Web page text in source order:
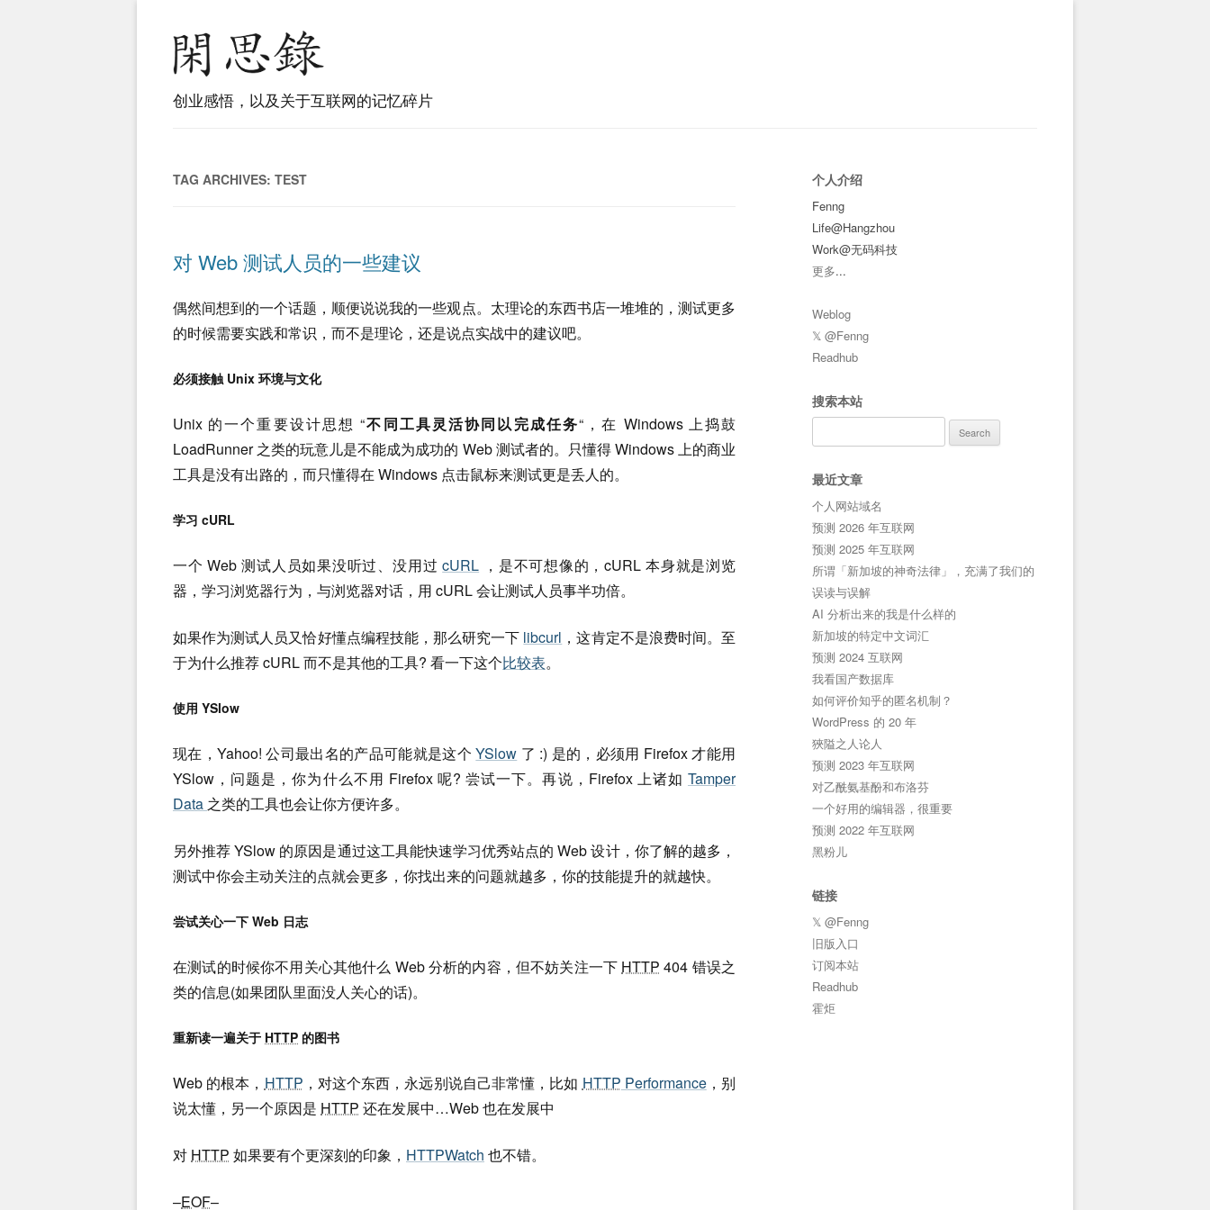
创业感悟，以及关于互联网的记忆碎片
TAG ARCHIVES: TEST
对 Web 测试人员的一些建议
偶然间想到的一个话题，顺便说说我的一些观点。太理论的东西书店一堆堆的，测试更多
的时候需要实践和常识，而不是理论，还是说点实战中的建议吧。
必须接触 Unix 环境与文化
Unix 的一个重要设计思想 “不同工具灵活协同以完成任务“，在 Windows 上捣鼓
LoadRunner 之类的玩意儿是不能成为成功的 Web 测试者的。只懂得 Windows 上的商业
工具是没有出路的，而只懂得在 Windows 点击鼠标来测试更是丢人的。
学习 cURL
一个 Web 测试人员如果没听过、没用过cURL ，是不可想像的，cURL 本身就是浏览
器，学习浏览器行为，与浏览器对话，用 cURL 会让测试人员事半功倍。
如果作为测试人员又恰好懂点编程技能，那么研究一下 libcurl ，这肯定不是浪费时间。至
于为什么推荐 cURL 而不是其他的工具? 看一下这个比较表。
使用 YSlow
现在，Yahoo! 公司最出名的产品可能就是这个YSlow 了 :) 是的，必须用 Firefox 才能用
YSlow，问题是，你为什么不用 Firefox 呢? 尝试一下。再说，Firefox 上诸如 Tamper
Data 之类的工具也会让你方便许多。
另外推荐 YSlow 的原因是通过这工具能快速学习优秀站点的 Web 设计，你了解的越多，
测试中你会主动关注的点就会更多，你找出来的问题就越多，你的技能提升的就越快。
尝试关心一下 Web 日志
在测试的时候你不用关心其他什么 Web 分析的内容，但不妨关注一下 HTTP 404 错误之
类的信息(如果团队里面没人关心的话)。
重新读一遍关于 HTTP 的图书
Web 的根本， HTTP ，对这个东西，永远别说自己非常懂，比如 HTTP Performance，别
说太懂，另一个原因是 HTTP 还在发展中…Web 也在发展中
对 HTTP 如果要有个更深刻的印象， HTTPWatch 也不错。
–EOF–
个人介绍
Fenng
Life@Hangzhou
Work@无码科技
更多...
Weblog
𝕏 @Fenng
Readhub
搜索本站
for:
最近文章
个人网站域名
预测 2026 年互联网
预测 2025 年互联网
所谓「新加坡的神奇法律」，充满了我们的
误读与误解
AI 分析出来的我是什么样的
新加坡的特定中文词汇
预测 2024 互联网
我看国产数据库
如何评价知乎的匿名机制？
WordPress 的 20 年
狹隘之人论人
预测 2023 年互联网
对乙酰氨基酚和布洛芬
一个好用的编辑器，很重要
预测 2022 年互联网
黑粉儿
链接
𝕏 @Fenng
旧版入口
订阅本站
Readhub
霍炬